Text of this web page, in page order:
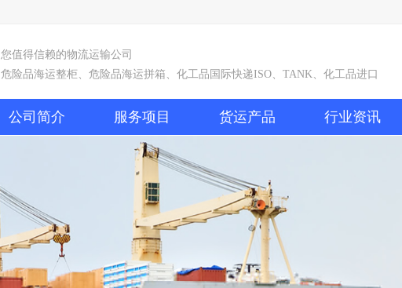
您值得信赖的物流运输公司
危险品海运整柜、危险品海运拼箱、化工品国际快递ISO、TANK、化工品进口
公司简介 服务项目 货运产品 行业资讯